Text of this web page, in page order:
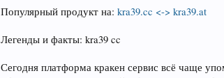
Популярный продукт на:kra39.cc <-> kra39.at
Легенды и факты: kra39 cc
Сегодня платформа кракен сервис всё чаще